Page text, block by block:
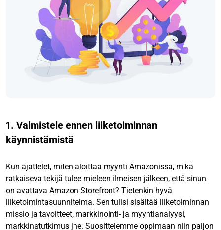
1. Valmistele ennen liiketoiminnan
käynnistämistä
Kun ajattelet, miten aloittaa myynti Amazonissa, mikä
ratkaiseva tekijä tulee mieleen ilmeisen jälkeen, että sinun
on avattava Amazon Storefront? Tietenkin hyvä
liiketoimintasuunnitelma. Sen tulisi sisältää liiketoiminnan
missio ja tavoitteet, markkinointi- ja myyntianalyysi,
markkinatutkimus jne. Suosittelemme oppimaan niin paljon